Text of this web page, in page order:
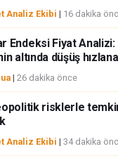
teşkil
kar kaybı herhangi bir
da hasar için sorumluluk kabul
Analiz Ekibi | 16 dakika
Endeksi Fiyat Analizi:
altında düşüş
| 26 dakika önce
risklerle
Analiz Ekibi | 34 dakika